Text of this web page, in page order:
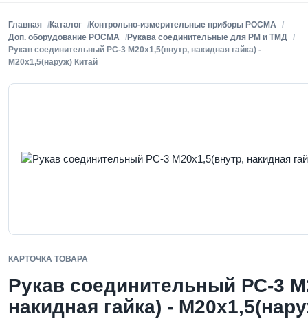
Главная Каталог
Контрольно-измерительные приборы РОСМА
Доп. оборудование РОСМА
Рукава соединительные для РМ и ТМД
Рукав соединительный РС-3 M20x1,5(внутр, накидная гайка) -
M20x1,5(наруж) Китай
КАРТОЧКА ТОВАРА
Рукав соединительный РС-3
накидная гайка) -